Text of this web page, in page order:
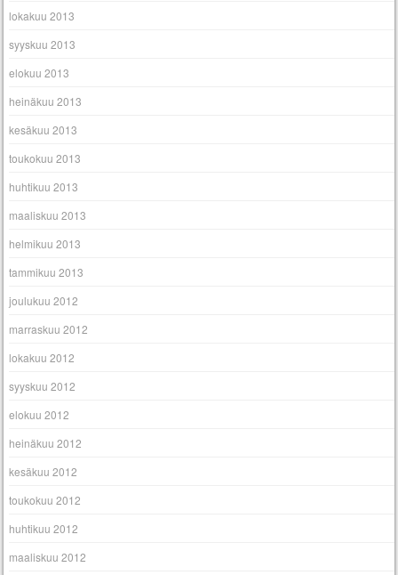
lokakuu 2013
syyskuu 2013
elokuu 2013
heinäkuu 2013
kesäkuu 2013
toukokuu 2013
huhtikuu 2013
maaliskuu 2013
helmikuu 2013
tammikuu 2013
joulukuu 2012
marraskuu 2012
lokakuu 2012
syyskuu 2012
elokuu 2012
heinäkuu 2012
kesäkuu 2012
toukokuu 2012
huhtikuu 2012
maaliskuu 2012